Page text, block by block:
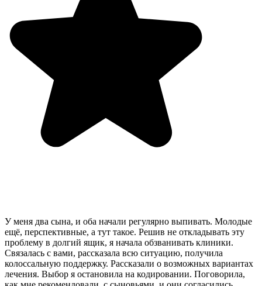
У меня два сына, и оба начали регулярно выпивать. Молодые
ещё, перспективные, а тут такое. Решив не откладывать эту
проблему в долгий ящик, я начала обзванивать клиники.
Связалась с вами, рассказала всю ситуацию, получила
колоссальную поддержку. Рассказали о возможных вариантах
лечения. Выбор я остановила на кодировании. Поговорила,